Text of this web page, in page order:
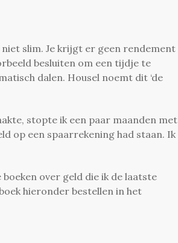
slim. Je krijgt er geen rendement
besluiten om een tijdje te
dalen. Housel noemt dit ‘de
stopte ik een paar maanden met
op een spaarrekening had staan. Ik
over geld die ik de laatste
hieronder bestellen in het